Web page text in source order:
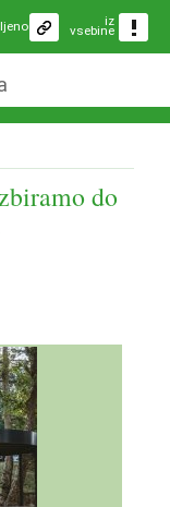
iz
vsebine
do